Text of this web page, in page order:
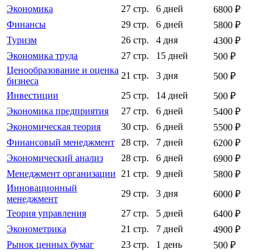
Экономика
27 стр. 6 дней
6800 ₽
Финансы
29 стр. 6 дней
5800 ₽
Туризм
26 стр. 4 дня
4300 ₽
Экономика труда
27 стр. 15 дней
500 ₽
Ценообразование и оценка
бизнеса
21 стр. 3 дня
500 ₽
Инвестиции
25 стр. 14 дней
500 ₽
Экономика предприятия
27 стр. 6 дней
5400 ₽
Экономическая теория
30 стр. 6 дней
5500 ₽
Финансовый менеджмент
28 стр. 7 дней
6200 ₽
Экономический анализ
28 стр. 6 дней
6900 ₽
Менеджмент организации
21 стр. 9 дней
5800 ₽
Инновационный
менеджмент
29 стр. 3 дня
6000 ₽
Теория управления
27 стр. 5 дней
6400 ₽
Эконометрика
21 стр. 7 дней
4900 ₽
Рынок ценных бумаг
23 стр. 1 день
500 ₽